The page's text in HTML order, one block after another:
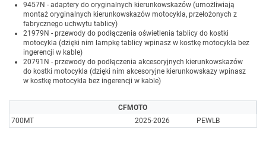
9457N - adaptery do oryginalnych kierunkowskazów (umożliwiają
montaż oryginalnych kierunkowskazów motocykla, przełożonych z
fabrycznego uchwytu tablicy)
21979N - przewody do podłączenia oświetlenia tablicy do kostki
motocykla (dzięki nim lampkę tablicy wpinasz w kostkę motocykla bez
ingerencji w kable)
20791N - przewody do podłączenia akcesoryjnych kierunkowskazów
do kostki motocykla (dzięki nim akcesoryjne kierunkowskazy wpinasz
w kostkę motocykla bez ingerencji w kable)
CFMOTO
700MT
2025-2026 PEWLB